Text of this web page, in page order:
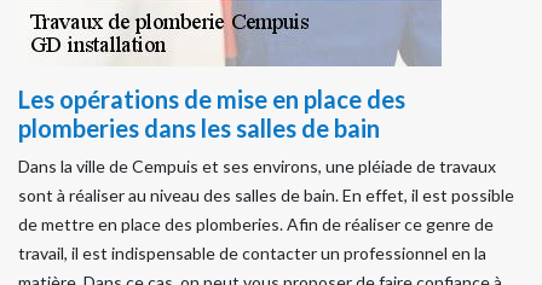
Les opérations de mise en place des
plomberies dans les salles de bain
Dans la ville de Cempuis et ses environs, une pléiade de travaux
sont à réaliser au niveau des salles de bain. En effet, il est possible
de mettre en place des plomberies. Afin de réaliser ce genre de
travail, il est indispensable de contacter un professionnel en la